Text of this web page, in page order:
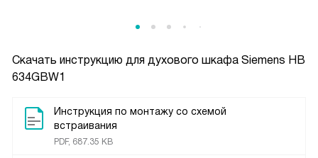
Скачать инструкцию для духового шкафа Siemens HB
634GBW1
Инструкция по монтажу со схемой
встраивания
PDF, 687.35 KB